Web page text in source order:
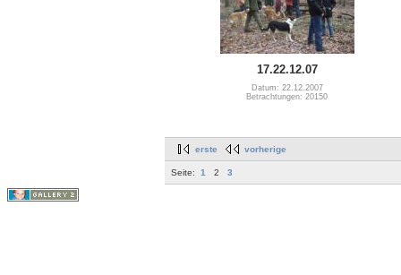
17.22.12.07
Datum: 22.12.2007
Betrachtungen: 20150
erste vorherige
Seite: 1 2 3